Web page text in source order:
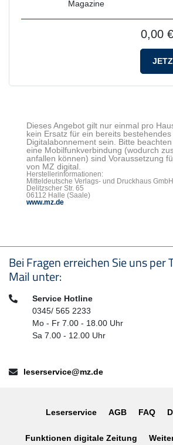
Magazine
0,00 €
Dieses Angebot gilt nur einmal pro
kein Ersatz für ein bereits bestehendes
Digitalabonnement sein. Bitte
eine Mobilfunkverbindung (wodurch
anfallen können) sind Voraussetzung
von MZ digital.
Herstellerinformationen:
Mitteldeutsche Verlags- und Druckhaus GmbH
Delitzscher Str. 65
06112 Halle (Saale)
www.mz.de
Seitenfußbereich
Bei Fragen erreichen Sie uns per
Mail unter:
Telefon:Service Hotline
0345/ 565 2233
Mo - Fr 7.00 - 18.00 Uhr
Sa 7.00 - 12.00 Uhr
E-Mail:leserservice@mz.de
Leserservice AGB FAQ
Funktionen digitale Zeitung